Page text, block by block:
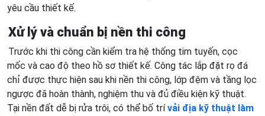
yêu cầu thiết kế.
Xử lý và chuẩn bị nền thi công
Trước khi thi công cần kiểm tra hệ thống tim tuyến, cọc
mốc và cao độ theo hồ sơ thiết kế. Công tác lắp đặt rọ đá
chỉ được thực hiện sau khi nền thi công, lớp đệm và tầng lọc
ngược đã hoàn thành, nghiệm thu và đủ điều kiện kỹ thuật.
Tại nền đất dễ bị rửa trôi, có thể bố trívải địa kỹ thuật làm